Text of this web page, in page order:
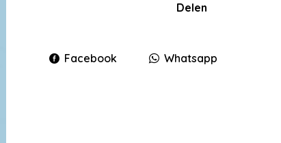
Delen
Facebook Whatsapp